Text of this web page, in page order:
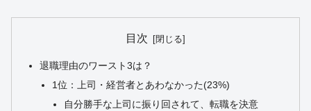
目次
退職理由のワースト3は？
1位：上司・経営者とあわなかった(23%)
自分勝手な上司に振り回されて、転職を決意